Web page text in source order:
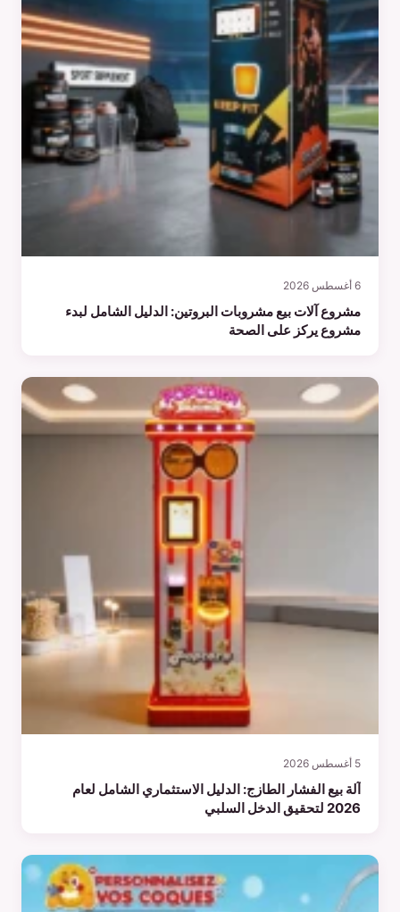
6 أغسطس 2026
مشروع آلات بيع مشروبات البروتين: الدليل الشامل لبدء
مشروع يركز على الصحة
5 أغسطس 2026
آلة بيع الفشار الطازج: الدليل الاستثماري الشامل لعام
2026 لتحقيق الدخل السلبي